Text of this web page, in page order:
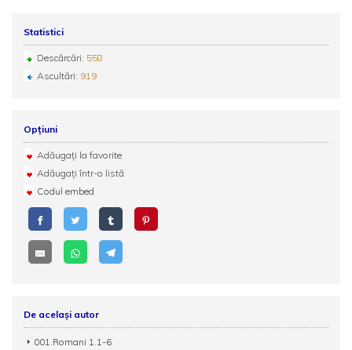
Statistici
Descărcări: 558
Ascultări: 919
Opțiuni
Adăugați la favorite
Adăugați într-o listă
Codul embed
De același autor
001.Romani 1.1-6